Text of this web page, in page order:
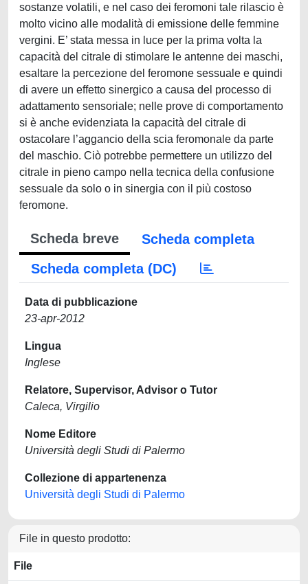
sostanze volatili, e nel caso dei feromoni tale rilascio è
molto vicino alle modalità di emissione delle femmine
vergini. E’ stata messa in luce per la prima volta la
capacità del citrale di stimolare le antenne dei maschi,
esaltare la percezione del feromone sessuale e quindi
di avere un effetto sinergico a causa del processo di
adattamento sensoriale; nelle prove di comportamento
si è anche evidenziata la capacità del citrale di
ostacolare l’aggancio della scia feromonale da parte
del maschio. Ciò potrebbe permettere un utilizzo del
citrale in pieno campo nella tecnica della confusione
sessuale da solo o in sinergia con il più costoso
feromone.
Scheda breve
Scheda completa
Scheda completa (DC)
Data di pubblicazione
23-apr-2012
Lingua
Inglese
Relatore, Supervisor, Advisor o Tutor
Caleca, Virgilio
Nome Editore
Università degli Studi di Palermo
Collezione di appartenenza
Università degli Studi di Palermo
File in questo prodotto:
File